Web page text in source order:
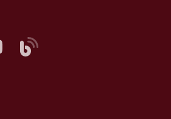
pestaña
abre en nueva pestaña
abre en nueva pestaña
Blog, abre en nueva pestaña